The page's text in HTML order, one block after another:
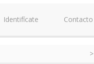
Identifícate Contacto